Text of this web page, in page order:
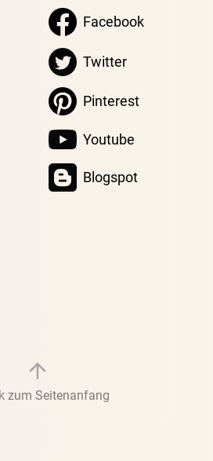
Facebook
Twitter
Pinterest
Youtube
Blogspot
zum Seitenanfang